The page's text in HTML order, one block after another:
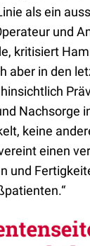
als ein
und
kritisiert
aber in den
Nachsorge
keine
einen
und